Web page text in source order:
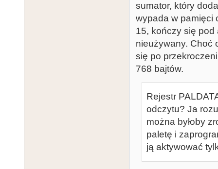
sumator, który
wypada w pamięci
15, kończy się
nieużywany. Choć
się po
768 bajtów.
Rejestr
odczytu? Ja
można byłoby
paletę i
ją aktywować